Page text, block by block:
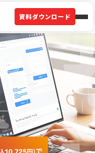
資料ダウンロード